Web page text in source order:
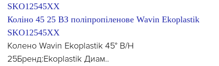
Коліно 45 25 ВЗ поліпропіленове Wavin Ekoplastik
SKO12545XX
Колено Wavin Ekoplastik 45° В/Н
25Бренд:Ekoplastik Диам..